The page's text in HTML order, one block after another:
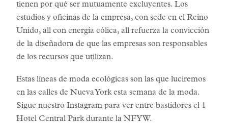
tienen por qué ser mutuamente excluyentes. Los
estudios y oficinas de la empresa, con sede en el Reino
Unido, all con energía eólica, all refuerza la convicción
de la diseñadora de que las empresas son responsables
de los recursos que utilizan.
Estas líneas de moda ecológicas son las que luciremos
en las calles de Nueva York esta semana de la moda.
Sigue nuestro Instagram para ver entre bastidores el 1
Hotel Central Park durante la NFYW.